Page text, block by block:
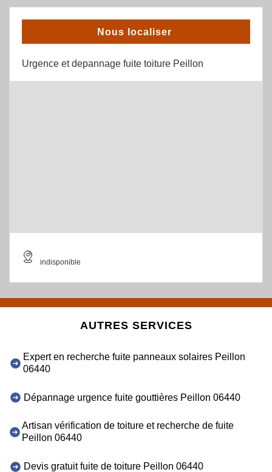
Nous localiser
Urgence et depannage fuite toiture Peillon
indisponible
AUTRES SERVICES
Expert en recherche fuite panneaux solaires Peillon
06440
Dépannage urgence fuite gouttières Peillon 06440
Artisan vérification de toiture et recherche de fuite
Peillon 06440
Devis gratuit fuite de toiture Peillon 06440